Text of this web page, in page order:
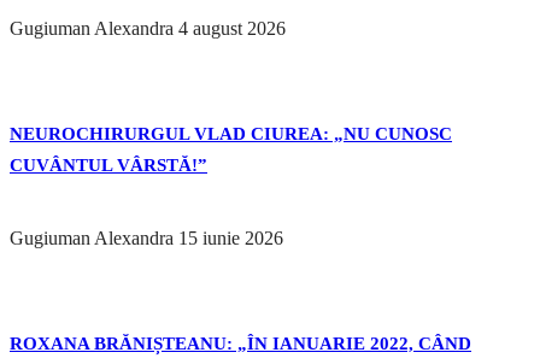
Gugiuman Alexandra 4 august 2026
NEUROCHIRURGUL VLAD CIUREA: „NU CUNOSC
CUVÂNTUL VÂRSTĂ!”
Gugiuman Alexandra 15 iunie 2026
ROXANA BRĂNIȘTEANU: „ÎN IANUARIE 2022, CÂND